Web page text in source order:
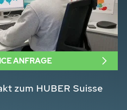
zum HUBER Suisse
ANFRAGE